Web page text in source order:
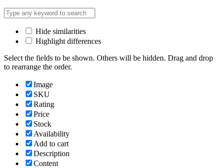
Hide similarities
Highlight differences
Select the fields to be shown. Others will be hidden. Drag and drop
to rearrange the order.
Image
SKU
Rating
Price
Stock
Availability
Add to cart
Description
Content